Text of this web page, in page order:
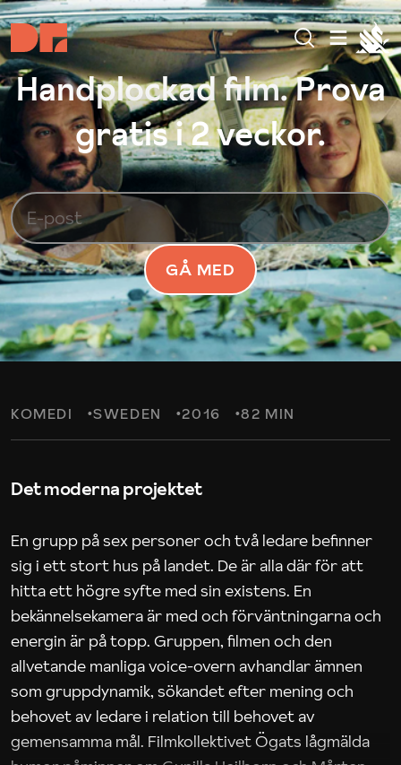
Handplockad film. Prova
gratis i 2 veckor.
GÅ MED
KOMEDI SWEDEN 2016 82 MIN
Det moderna projektet
En grupp på sex personer och två ledare befinner
sig i ett stort hus på landet. De är alla där för att
hitta ett högre syfte med sin existens. En
bekännelsekamera är med och förväntningarna och
energin är på topp. Gruppen, filmen och den
allvetande manliga voice-overn avhandlar ämnen
som gruppdynamik, sökandet efter mening och
behovet av ledare i relation till behovet av
gemensamma mål. Filmkollektivet Ögats lågmälda